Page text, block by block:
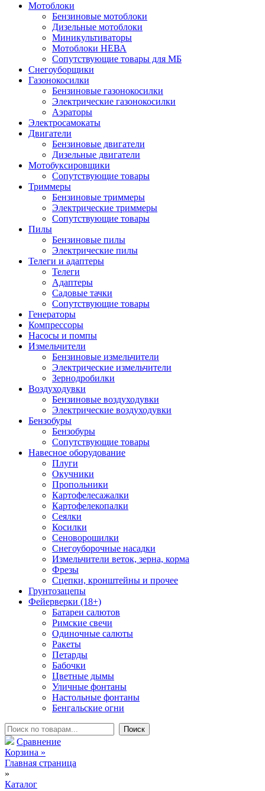
Мотоблоки
Бензиновые мотоблоки
Дизельные мотоблоки
Миникультиваторы
Мотоблоки НЕВА
Сопутствующие товары для МБ
Снегоуборщики
Газонокосилки
Бензиновые газонокосилки
Электрические газонокосилки
Аэраторы
Электросамокаты
Двигатели
Бензиновые двигатели
Дизельные двигатели
Мотобуксировщики
Сопутствующие товары
Триммеры
Бензиновые триммеры
Электрические триммеры
Сопутствующие товары
Пилы
Бензиновые пилы
Электрические пилы
Телеги и адаптеры
Телеги
Адаптеры
Садовые тачки
Сопутствующие товары
Генераторы
Компрессоры
Насосы и помпы
Измельчители
Бензиновые измельчители
Электрические измельчители
Зернодробилки
Воздуходувки
Бензиновые воздуходувки
Электрические воздуходувки
Бензобуры
Бензобуры
Сопутствующие товары
Навесное оборудование
Плуги
Окучники
Пропольники
Картофелесажалки
Картофелекопалки
Сеялки
Косилки
Сеноворошилки
Снегоуборочные насадки
Измельчители веток, зерна, корма
Фрезы
Сцепки, кронштейны и прочее
Грунтозацепы
Фейерверки (18+)
Батареи салютов
Римские свечи
Одиночные салюты
Ракеты
Петарды
Бабочки
Цветные дымы
Уличные фонтаны
Настольные фонтаны
Бенгальские огни
Сравнение
Корзина »
Главная страница
»
Каталог